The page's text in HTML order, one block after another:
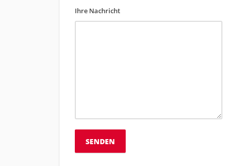
Ihre Nachricht